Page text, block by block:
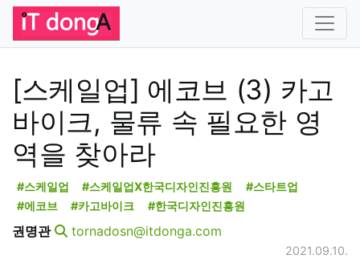
[스케일업] 에코브 (3) 카고
바이크, 물류 속 필요한 영
역을 찾아라
#스케일업 #스케일업X한국디자인진흥원
#스타트업
#에코브
#카고바이크 #한국디자인진흥원
권명관 tornadosn@itdonga.com
2021.09.10.